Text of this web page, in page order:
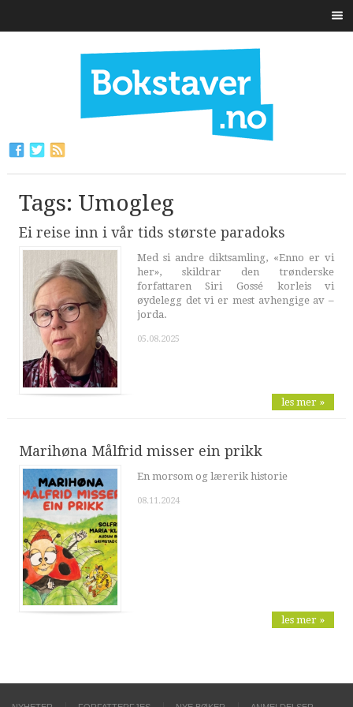
Tags: Umogleg
Ei reise inn i vår tids største paradoks
Med si andre diktsamling, «Enno er vi
her», skildrar den trønderske
forfattaren Siri Gossé korleis vi
øydelegg det vi er mest avhengige av –
jorda.
05.08.2025
les mer »
Marihøna Målfrid misser ein prikk
En morsom og lærerik historie
08.11.2024
les mer »